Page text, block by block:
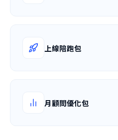
上線陪跑包
月顧問優化包